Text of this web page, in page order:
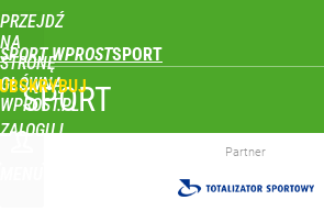
PRZEJDŹ
NA
STRONĘ
GŁÓWNĄ
WPROST.PL
SPORT WPROST
ZALOGUJ
SPORT
Partner